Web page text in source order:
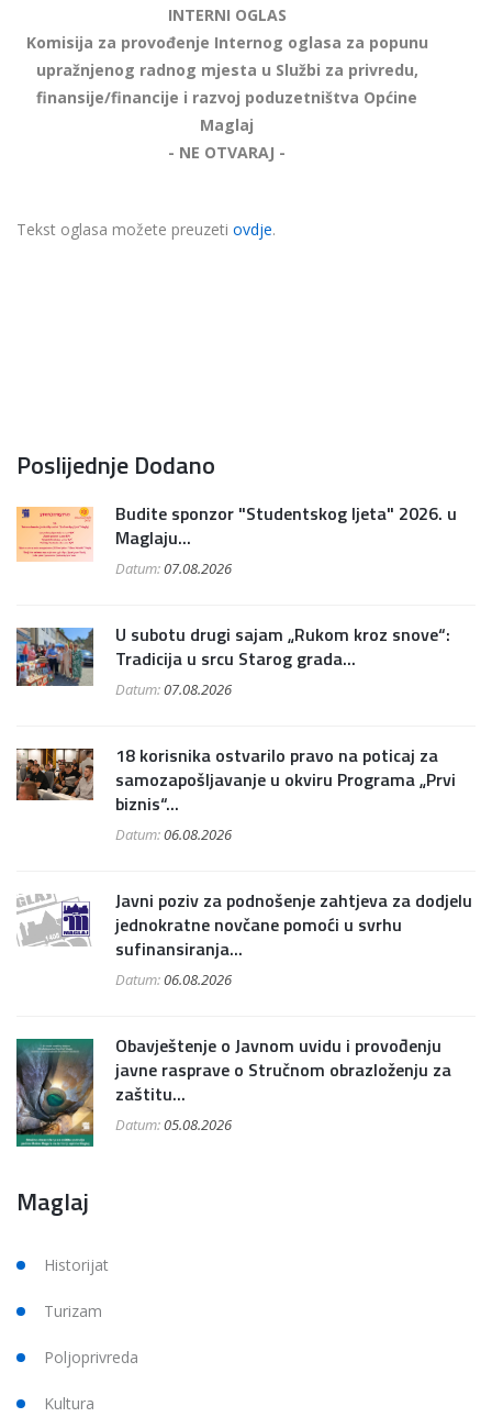
INTERNI OGLAS
Komisija za provođenje Internog oglasa za popunu
upražnjenog radnog mjesta u Službi za privredu,
finansije/financije i razvoj poduzetništva Općine
Maglaj
- NE OTVARAJ -
Tekst oglasa možete preuzeti ovdje.
Poslijednje Dodano
Budite sponzor "Studentskog ljeta" 2026. u
Maglaju...
Datum:07.08.2026
U subotu drugi sajam „Rukom kroz snove“:
Tradicija u srcu Starog grada...
Datum:07.08.2026
18 korisnika ostvarilo pravo na poticaj za
samozapošljavanje u okviru Programa „Prvi
biznis“...
Datum:06.08.2026
Javni poziv za podnošenje zahtjeva za dodjelu
jednokratne novčane pomoći u svrhu
sufinansiranja...
Datum:06.08.2026
Obavještenje o Javnom uvidu i provođenju
javne rasprave o Stručnom obrazloženju za
zaštitu...
Datum:05.08.2026
Maglaj
Historijat
Turizam
Poljoprivreda
Kultura